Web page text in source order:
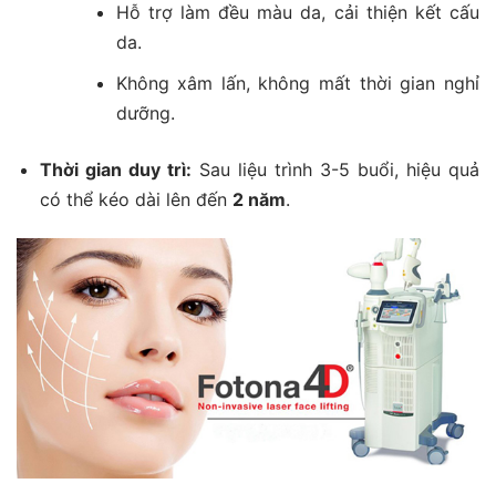
Hỗ trợ làm đều màu da, cải thiện kết cấu
da.
Không xâm lấn, không mất thời gian nghỉ
dưỡng.
Thời gian duy trì: Sau liệu trình 3-5 buổi, hiệu quả
có thể kéo dài lên đến 2 năm.